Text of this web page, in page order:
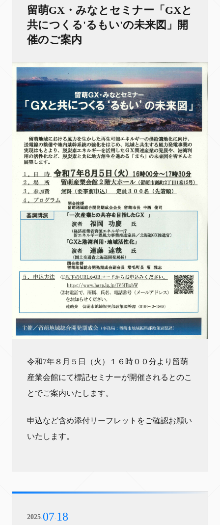
留萌GX・みなとセミナー「GXと
共につくる'るもい'の未来図」開
催のご案内
令和7年８月５日（火）１６時００分より留萌
産業会館にて標記セミナーが開催されるとのこ
とでご案内いたします。
申込など含め添付リーフレットをご確認お願い
いたします。
2025 07 18